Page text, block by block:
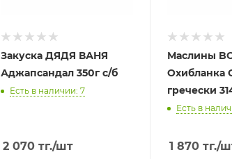
Закуска ДЯДЯ ВАНЯ
Аджапсандал 350г с/б
Есть в наличии: 7
2 070тг./шт
Маслины
Охибланка
гречески
Есть в
1 870 тг./